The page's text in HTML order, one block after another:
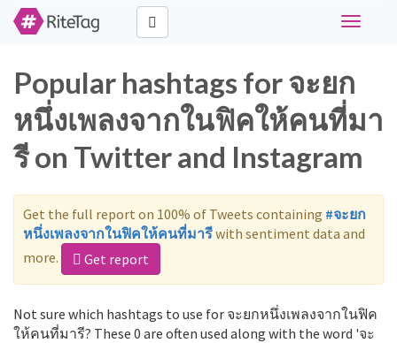
Toggle
Popular hashtags for จะยก
หนึ่งเพลงจากในฟิคให้คนที่มา
รี on Twitter and Instagram
Get the full report on 100% of Tweets containing #จะยก
หนึ่งเพลงจากในฟิคให้คนที่มารีwith sentiment data and
more.
Get report
Not sure which hashtags to use for จะยกหนึ่งเพลงจากในฟิค
ให้คนที่มารี? These 0 are often used along with the word 'จะ